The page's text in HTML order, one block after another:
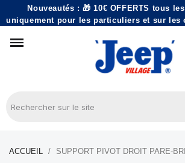
Nouveautés : 🎁 10€ OFFERTS tous
uniquement pour les particuliers et sur les
ACCUEIL SUPPORT PIVOT DROIT PARE-